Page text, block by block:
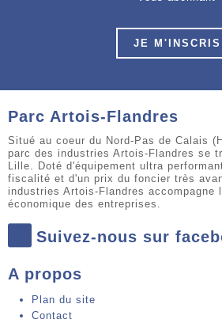
JE M'INSCRIS
Parc Artois-Flandres
Situé au coeur du Nord-Pas de Calais
parc des industries Artois-Flandres se
Lille. Doté d'équipement ultra
fiscalité et d'un prix du foncier très
industries Artois-Flandres accompagne
économique des entreprises.
Suivez-nous sur
A propos
Plan du site
Contact